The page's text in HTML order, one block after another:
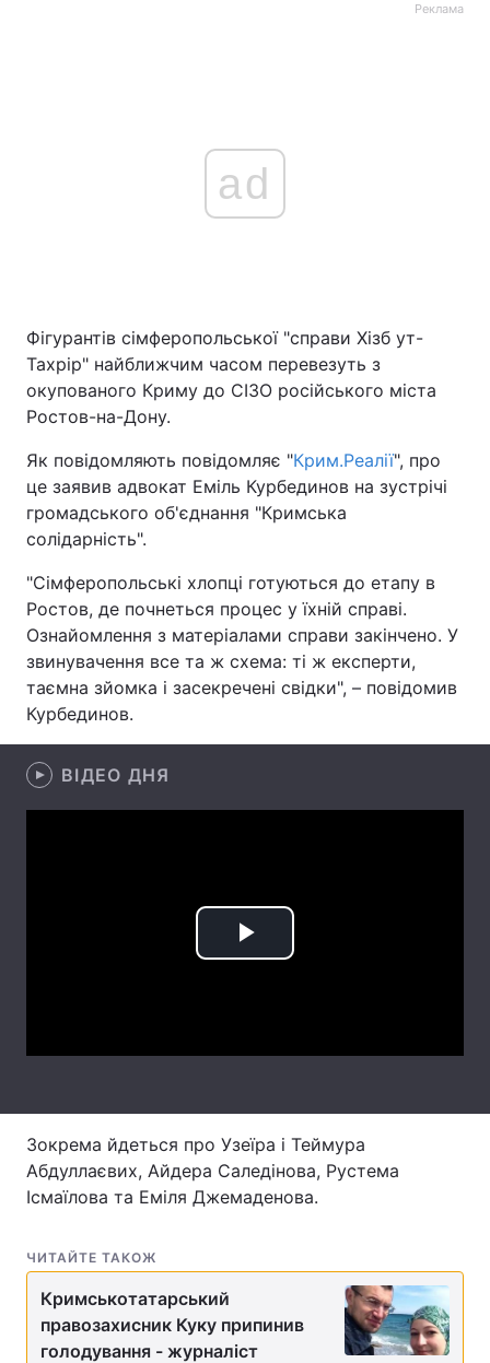
Головна Війна
Україна Політика
Спорт Наука
Техно і зв'язок
Зброя Інциденти
Здоров'я Туризм
Цікавинки Погода
Екологія
Лонгріди
Тема оформлення
Реклама
ad
Фігурантів сімферопольської "справи Хізб ут-
Тахрір" найближчим часом перевезуть з
окупованого Криму до СІЗО російського міста
Ростов-на-Дону.
Як повідомляють повідомляє "Крим.Реалії", про
це заявив адвокат Еміль Курбединов на зустрічі
громадського об'єднання "Кримська
солідарність".
"Сімферопольські хлопці готуються до етапу в
Ростов, де почнеться процес у їхній справі.
Ознайомлення з матеріалами справи закінчено. У
звинувачення все та ж схема: ті ж експерти,
таємна зйомка і засекречені свідки", – повідомив
Курбединов.
ВІДЕО ДНЯ
Play
Зокрема йдеться про Узеїра і Теймура
Абдуллаєвих, Айдера Саледінова, Рустема
Ісмаїлова та Еміля Джемаденова.
ЧИТАЙТЕ ТАКОЖ
Кримськотатарський
правозахисник Куку припинив
голодування - журналіст